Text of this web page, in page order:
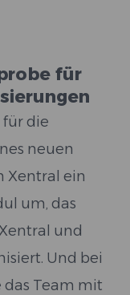
für
die
neuen
Xentral ein
um, das
und
Und bei
Team mit